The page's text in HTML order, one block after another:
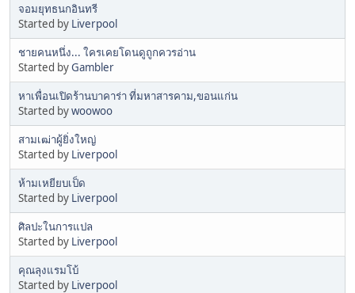
จอมยุทธนกอินทรี
Started by Liverpool
ชายคนหนึ่ง... ใครเคยโดนดูถูกควรอ่าน
Started byGambler
หาเพื่อนเปิดร้านบาคาร่า ที่มหาสารคาม,ขอนแก่น
Started bywoowoo
สามเฒ่าผู้ยิ่งใหญ่
Started by Liverpool
ห้ามเหยียบเป็ด
Started by Liverpool
ศิลปะในการแปล
Started by Liverpool
คุณลุงแรมโบ้
Started by Liverpool